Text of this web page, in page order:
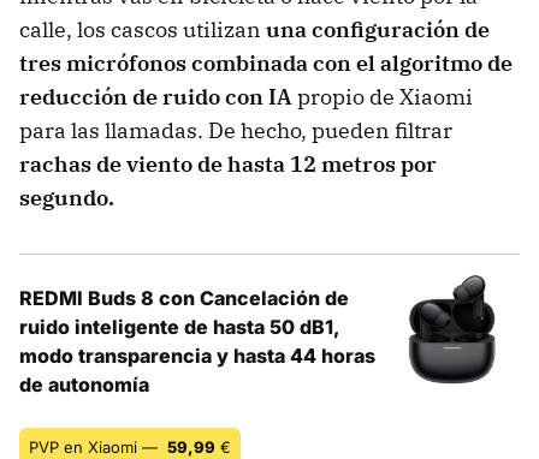
calle, los cascos utilizan una configuración de
tres micrófonos combinada con el algoritmo de
reducción de ruido con IApropio de Xiaomi
para las llamadas. De hecho, pueden filtrar
rachas de viento de hasta 12 metros por
segundo.
REDMI Buds 8 con Cancelación de
ruido inteligente de hasta 50 dB1,
modo transparencia y hasta 44 horas
de autonomía
PVP en Xiaomi — 59,99 €